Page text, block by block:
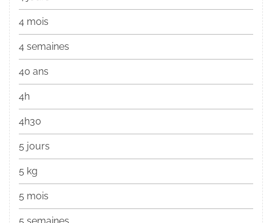
4 mois
4 semaines
40 ans
4h
4h30
5 jours
5 kg
5 mois